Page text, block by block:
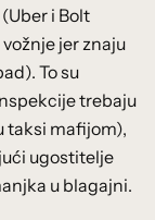
i Bolt
jer znaju
To su
trebaju
taksi mafijom),
ugostitelje
u blagajni.